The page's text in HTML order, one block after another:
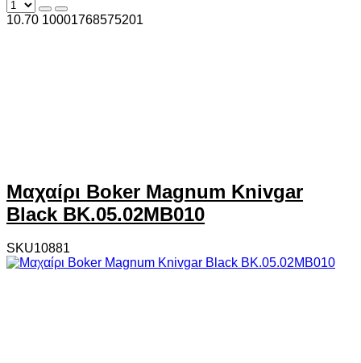
10.70 10001768575201
Μαχαίρι Boker Magnum Knivgar
Black BK.05.02MB010
SKU10881